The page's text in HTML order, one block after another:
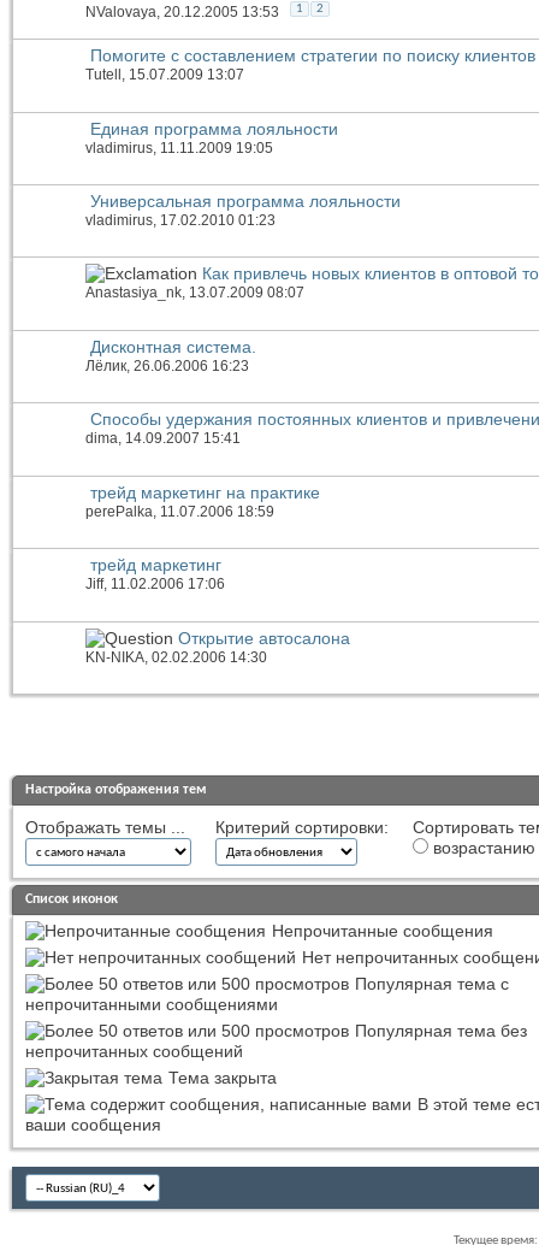
NValovaya , 20.12.2005 13:53 1 2
Помогите с составлением стратегии по поиску клиентов
Tutell , 15.07.2009 13:07
Единая программа лояльности
vladimirus , 11.11.2009 19:05
Универсальная программа лояльности
vladimirus, 17.02.2010 01:23
Как привлечь новых клиентов в оптовой
Anastasiya_nk, 13.07.2009 08:07
Дисконтная система.
Лёлик, 26.06.2006 16:23
Способы удержания постоянных клиентов и
dima, 14.09.2007 15:41
трейд маркетинг на практике
perePalka, 11.07.2006 18:59
трейд маркетинг
Jiff, 11.02.2006 17:06
Открытие автосалона
KN-NIKA, 02.02.2006 14:30
Настройка отображения тем
Отображать темы ... Критерий сортировки:
Сортировать
возрастанию
Список иконок
Непрочитанные сообщения
Нет непрочитанных
Популярная тема с
непрочитанными сообщениями
Популярная тема без
непрочитанных сообщений
Тема закрыта
В этой теме
ваши сообщения
Текущее время: